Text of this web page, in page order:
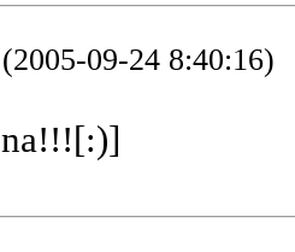
(2005-09-24 8:40:16)